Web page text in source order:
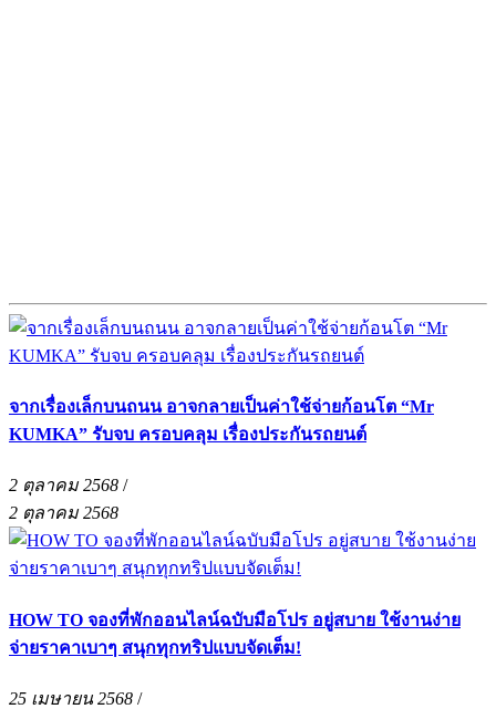
จากเรื่องเล็กบนถนน อาจกลายเป็นค่าใช้จ่ายก้อนโต “Mr
KUMKA” รับจบ ครอบคลุม เรื่องประกันรถยนต์
2 ตุลาคม 2568 /
2 ตุลาคม 2568
HOW TO จองที่พักออนไลน์ฉบับมือโปร อยู่สบาย ใช้งานง่าย
จ่ายราคาเบาๆ สนุกทุกทริปแบบจัดเต็ม!
25 เมษายน 2568 /